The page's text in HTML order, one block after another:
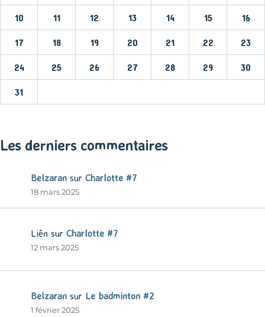
10 11 12 13 14 15 16
17 18 19 20 21 22 23
24 25 26 27 28 29 30
31
Les derniers commentaires
Belzaran sur Charlotte #7
18 mars 2025
Liên sur Charlotte #7
12 mars 2025
Belzaran sur Le badminton #2
1 février 2025